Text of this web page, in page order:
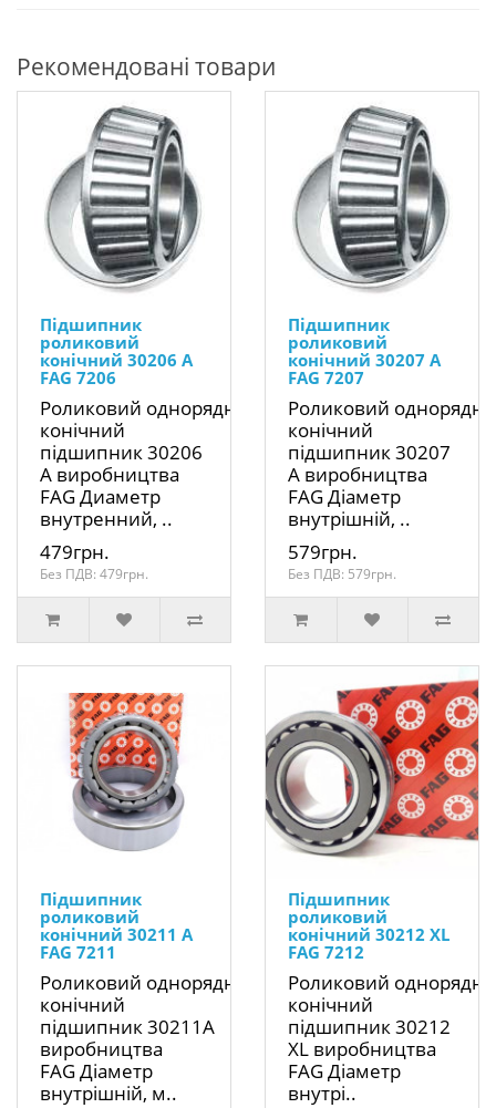
Рекомендовані товари
Підшипник
роликовий
конічний 30206 A
FAG 7206
Роликовий однорядний
конічний
підшипник 30206
A виробництва
FAG Диаметр
внутренний, ..
479грн.
Без ПДВ: 479грн.
Підшипник
роликовий
конічний 30207 A
FAG 7207
Роликовий
конічний
підшипник 30207
A виробництва
FAG Діаметр
внутрішній, ..
579грн.
Без ПДВ: 579грн.
Підшипник
роликовий
конічний 30211 A
FAG 7211
Роликовий однорядний
конічний
підшипник 30211A
виробництва
FAG Діаметр
внутрішній, м..
Підшипник
роликовий
конічний 30212 XL
FAG 7212
Роликовий
конічний
підшипник 30212
XL виробництва
FAG Діаметр
внутрі..